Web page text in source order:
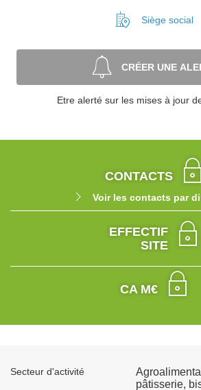
Siège social
CRÉER UNE
Etre alerté sur les mises à jour
CONTACTS
Voir les contacts par
EFFECTIF
SITE
CA M€
Secteur d'activité
pâtisserie,